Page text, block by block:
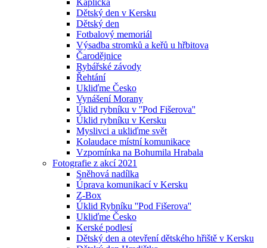
Kaplička
Dětský den v Kersku
Dětský den
Fotbalový memoriál
Výsadba stromků a keřů u hřbitova
Čarodějnice
Rybářské závody
Řehtání
Ukliďme Česko
Vynášení Morany
Úklid rybníku v ''Pod Fišerova''
Úklid rybníku v Kersku
Myslivci a ukliďme svět
Kolaudace místní komunikace
Vzpomínka na Bohumila Hrabala
Fotografie z akcí 2021
Sněhová nadílka
Úprava komunikací v Kersku
Z-Box
Úklid Rybníku ''Pod Fišerova''
Ukliďme Česko
Kerské podlesí
Dětský den a otevření dětského hřiště v Kersku